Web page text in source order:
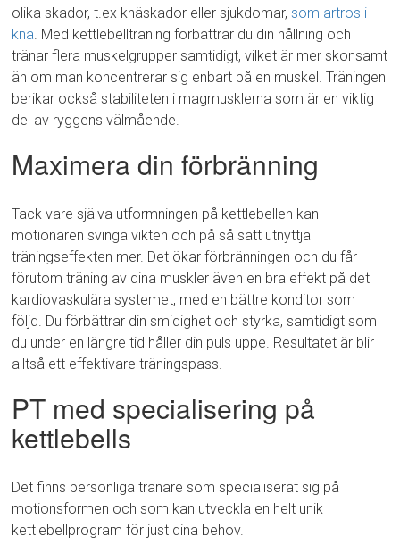
olika skador, t.ex knäskador eller sjukdomar,som artros i
knä . Med kettlebellträning förbättrar du din hållning och
tränar flera muskelgrupper samtidigt, vilket är mer skonsamt
än om man koncentrerar sig enbart på en muskel. Träningen
berikar också stabiliteten i magmusklerna som är en viktig
del av ryggens välmående.
Maximera din förbränning
Tack vare själva utformningen på kettlebellen kan
motionären svinga vikten och på så sätt utnyttja
träningseffekten mer. Det ökar förbränningen och du får
förutom träning av dina muskler även en bra effekt på det
kardiovaskulära systemet, med en bättre konditor som
följd. Du förbättrar din smidighet och styrka, samtidigt som
du under en längre tid håller din puls uppe. Resultatet är blir
alltså ett effektivare träningspass.
PT med specialisering på
kettlebells
Det finns personliga tränare som specialiserat sig på
motionsformen och som kan utveckla en helt unik
kettlebellprogram för just dina behov.